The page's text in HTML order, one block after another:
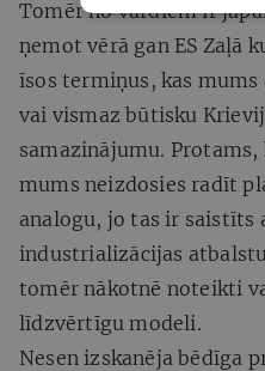
Tomēr no vārdiem ir
ņemot vērā gan ES Zaļā
īsos termiņus, kas
vai vismaz būtisku
samazinājumu. Protams,
mums neizdosies radīt
analogu, jo tas ir saistīts
industrializācijas
tomēr nākotnē noteikti
līdzvērtīgu modeli.
Nesen izskanēja bēdīga